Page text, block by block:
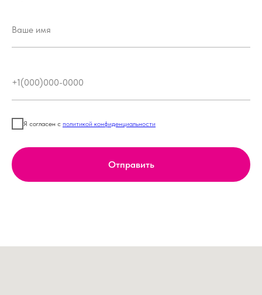
Я согласен с политикой конфиденциальности
Отправить